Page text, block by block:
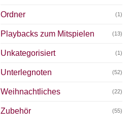
Ordner (1)
Playbacks zum Mitspielen (13)
Unkategorisiert (1)
Unterlegnoten (52)
Weihnachtliches (22)
Zubehör (55)